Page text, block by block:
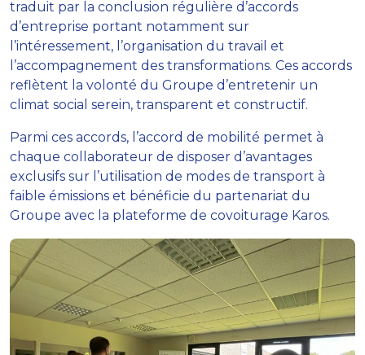
traduit par la conclusion régulière d’accords
d’entreprise portant notamment sur
l’intéressement, l’organisation du travail et
l’accompagnement des transformations. Ces accords
reflètent la volonté du Groupe d’entretenir un
climat social serein, transparent et constructif.
Parmi ces accords, l’accord de mobilité permet à
chaque collaborateur de disposer d’avantages
exclusifs sur l’utilisation de modes de transport à
faible émissions et bénéficie du partenariat du
Groupe avec la plateforme de covoiturage Karos.